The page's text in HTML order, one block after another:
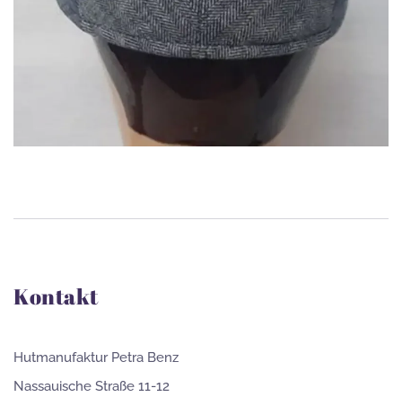
Kontakt
Hutmanufaktur Petra Benz
Nassauische Straße 11-12